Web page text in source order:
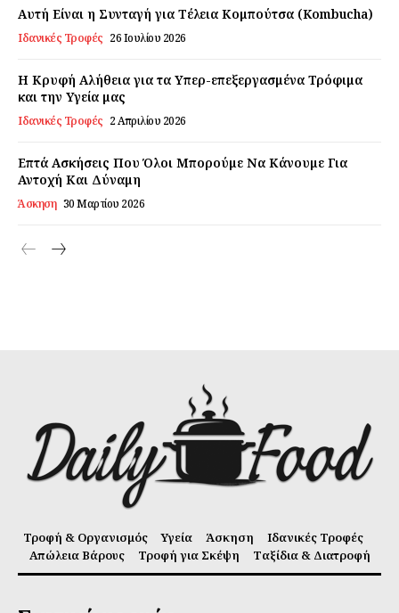
Σχετικά με εμάς
Αποποίηση Ευθυνών
Επικοινωνία
Αυτή Είναι η Συνταγή για Τέλεια Κομπούτσα (Kombucha)
Ιδανικές Τροφές 26 Ιουλίου 2026
Η Κρυφή Αλήθεια για τα Υπερ-επεξεργασμένα Τρόφιμα
και την Υγεία μας
Ιδανικές Τροφές 2 Απριλίου 2026
Επτά Ασκήσεις Που Όλοι Μπορούμε Να Κάνουμε Για
Αντοχή Και Δύναμη
Άσκηση 30 Μαρτίου 2026
Τροφή & Οργανισμός Υγεία Άσκηση
Ιδανικές Τροφές
Απώλεια Βάρους
Τροφή για Σκέψη Ταξίδια & Διατροφή